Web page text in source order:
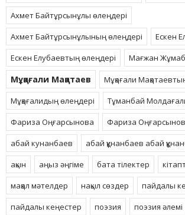
Ахмет Байтұрсынұлы өлеңдері
Ахмет Байтұрсынұлының өлеңдері
Ескен
Ескен Елубаевтың өлеңдері
Мағжан
Мұқағали Мақатаев
Мұқағали
Мұқағалидың өлеңдері
Тұманбай
Фариза Оңғарсынова
Фариза
абай кунанбаев
абай құнанбаев абай
ақын
аңыз әңгіме бата тілектер
мақал мәтелдер
нақыл сөздер
пайдалы
пайдалы кеңестер
поэзия поэзия әлемі